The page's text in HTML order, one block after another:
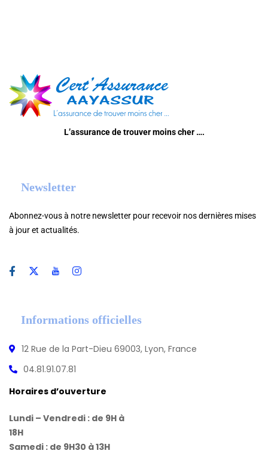
L’assurance de trouver moins cher ….
Newsletter
Abonnez-vous à notre newsletter pour recevoir nos dernières mises
à jour et actualités.
Informations officielles
12 Rue de la Part-Dieu 69003, Lyon, France
04.81.91.07.81
Horaires d’ouverture
Lundi – Vendredi : de 9H à
18H
Samedi : de 9H30 à 13H